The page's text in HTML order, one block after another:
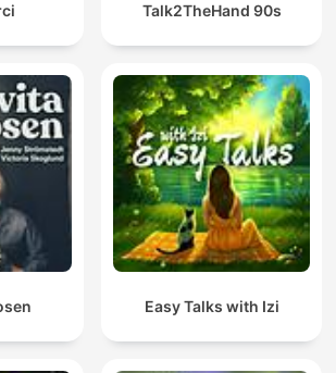
Talk2TheHand 90s
Easy Talks with Izi